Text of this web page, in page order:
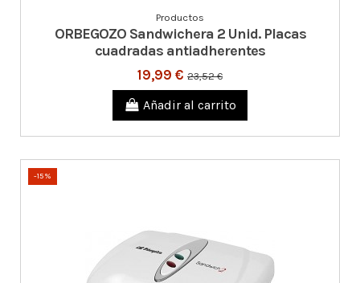
Productos
ORBEGOZO Sandwichera 2 Unid. Placas
cuadradas antiadherentes
19,99 € 23,52 €
Añadir al carrito
-15%